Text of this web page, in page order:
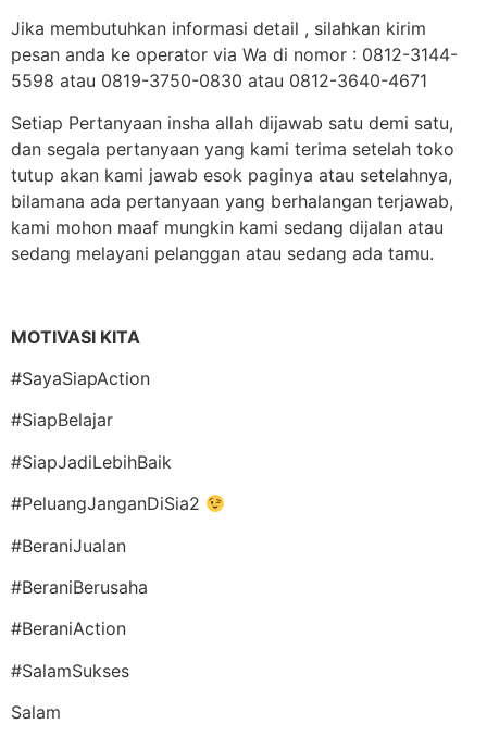
Jika membutuhkan informasi detail , silahkan kirim
pesan anda ke operator via Wa di nomor : 0812-3144-
5598 atau 0819-3750-0830 atau 0812-3640-4671
Setiap Pertanyaan insha allah dijawab satu demi satu,
dan segala pertanyaan yang kami terima setelah toko
tutup akan kami jawab esok paginya atau setelahnya,
bilamana ada pertanyaan yang berhalangan terjawab,
kami mohon maaf mungkin kami sedang dijalan atau
sedang melayani pelanggan atau sedang ada tamu.
MOTIVASI KITA
#SayaSiapAction
#SiapBelajar
#SiapJadiLebihBaik
#PeluangJanganDiSia2
#BeraniJualan
#BeraniBerusaha
#BeraniAction
#SalamSukses
Salam